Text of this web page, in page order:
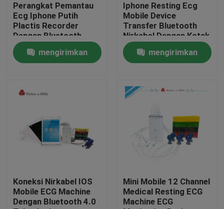
Tur Pabrik
Kontrol kualitas
Company News
Mesin EKG Genggam
Perangkat Pemantau
Ecg Iphone Putih
Plactis Recorder
Dengan Bluetooth
Nirkabel
mengirimkan
Iphone Resting Ecg
Mobile Device
Transfer Bluetooth
Nirkabel Dengan Kotak
Putih Pintar
mengirimkan
Koneksi Nirkabel IOS
Mobile ECG Machine
Dengan Bluetooth 4.0
Mini Mobile 12 Channel
Medical Resting ECG
Machine ECG